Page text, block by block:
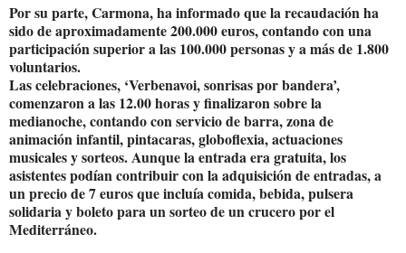
Por su parte, Carmona, ha informado que la recaudación ha
sido de aproximadamente 200.000 euros, contando con una
participación superior a las 100.000 personas y a más de 1.800
voluntarios.
Las celebraciones, ‘Verbenavoi, sonrisas por bandera’,
comenzaron a las 12.00 horas y finalizaron sobre la
medianoche, contando con servicio de barra, zona de
animación infantil, pintacaras, globoflexia, actuaciones
musicales y sorteos. Aunque la entrada era gratuita, los
asistentes podían contribuir con la adquisición de entradas, a
un precio de 7 euros que incluía comida, bebida, pulsera
solidaria y boleto para un sorteo de un crucero por el
Mediterráneo.